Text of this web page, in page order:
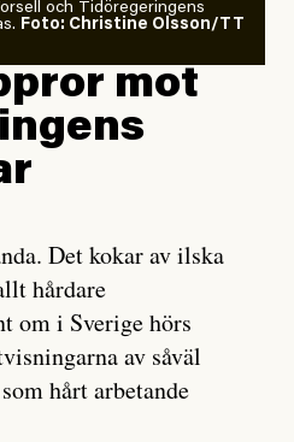
och Tidöregeringens
Foto: Christine Olsson/TT
mot
Det kokar av ilska
hårdare
om i Sverige hörs
av såväl
hårt arbetande